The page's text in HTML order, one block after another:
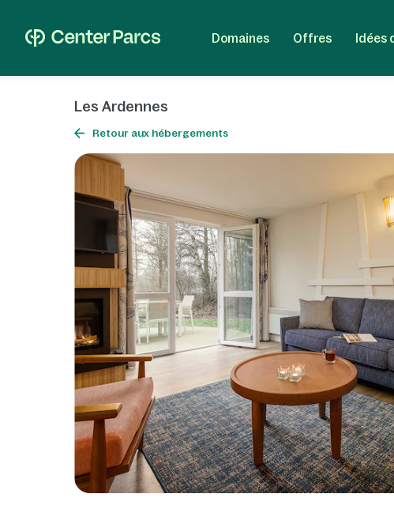
Domaines Offres Idées
Les Ardennes
Retour aux hébergements